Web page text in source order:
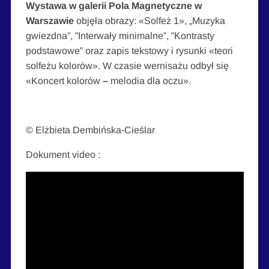
Wystawa w galerii Pola Magnetyczne w
Warszawie objęła obrazy: «Solfeż 1», „Muzyka
gwiezdna”, ”Interwały minimalne”, ”Kontrasty
podstawowe” oraz zapis tekstowy i rysunki «teori
solfeżu kolorów». W czasie wernisażu odbył się
«Koncert kolorów – melodia dla oczu».
© Elżbieta Dembińska-Cieślar
Dokument video :